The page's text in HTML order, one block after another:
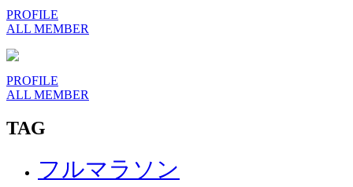
PROFILE
ALL MEMBER
PROFILE
ALL MEMBER
TAG
フルマラソン